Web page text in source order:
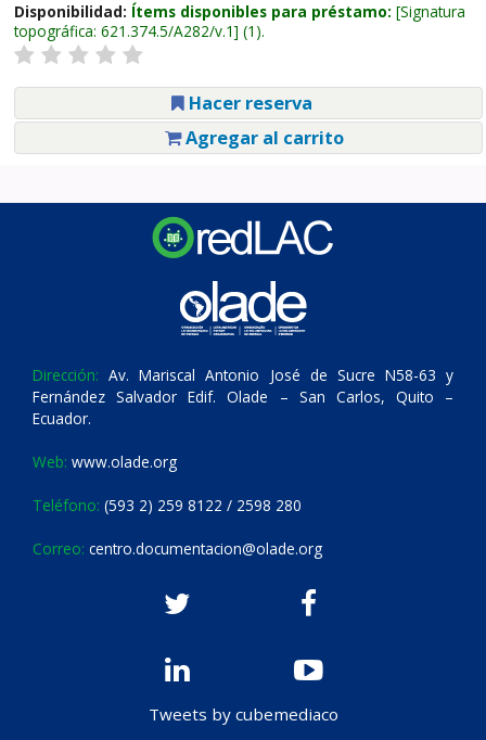
Disponibilidad: Ítems disponibles para préstamo: Signatura
topográfica: 621.374.5/A282/v.1 (1).
Hacer reserva
Agregar al carrito
Dirección: Av. Mariscal Antonio José de Sucre N58-63 y
Fernández Salvador Edif. Olade – San Carlos, Quito –
Ecuador.
Web: www.olade.org
Teléfono: (593 2) 259 8122 / 2598 280
Correo: centro.documentacion@olade.org
Tweets by cubemediaco